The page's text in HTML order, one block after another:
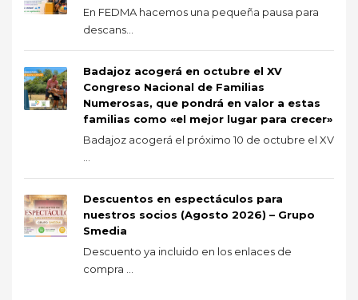
En FEDMA hacemos una pequeña pausa para
descans...
Badajoz acogerá en octubre el XV
Congreso Nacional de Familias
Numerosas, que pondrá en valor a estas
familias como «el mejor lugar para crecer»
Badajoz acogerá el próximo 10 de octubre el XV
Descuentos en espectáculos para
nuestros socios (Agosto 2026) – Grupo
Smedia
Descuento ya incluido en los enlaces de
compra ...